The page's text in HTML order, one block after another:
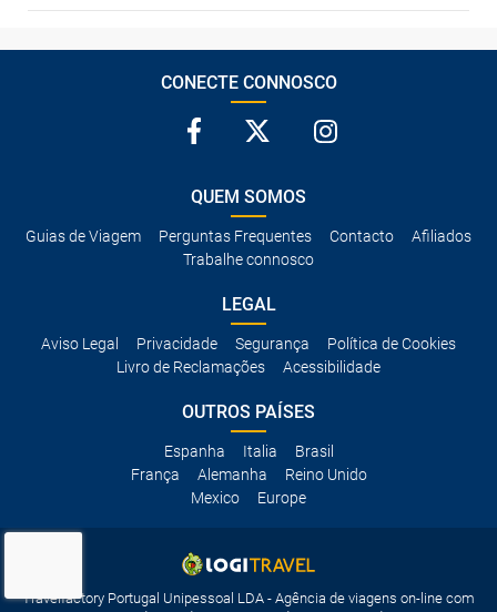
CONECTE CONNOSCO
QUEM SOMOS
Guias de Viagem Perguntas Frequentes Contacto
Afiliados
Trabalhe connosco
LEGAL
Aviso Legal Privacidade Segurança
Política de Cookies
Livro de Reclamações
Acessibilidade
OUTROS PAÍSES
Espanha Italia
Brasil
França
Alemanha
Reino Unido
Mexico
Europe
Travelfactory Portugal Unipessoal LDA - Agência de viagens on-line com